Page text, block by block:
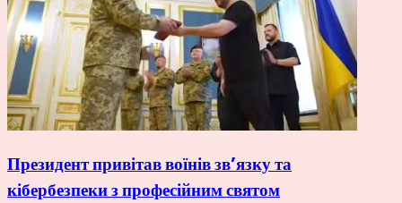
Президент привітав воїнів зв’язку та
кібербезпеки з професійним святом